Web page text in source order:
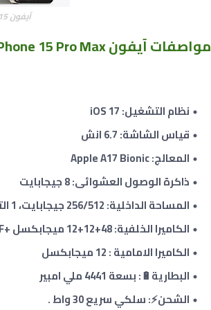
آيفون 15 برو ماكس iPhone 15 Pro Max
مواصفات آيفون Apple iPhone 15 Pro Max
نظام التشغيل: iOS 17
قياس الشاشة: 6.7 انش
المعالج: Apple A17 Bionic
ذاكرة الوصول العشوائى: 8 جيجابايت
المساحة الداخلية: 256/512 جيجابايت
،
الكاميرا الخلفية: 48+12
+12 ميجابكسل+TOF
الكاميرا الامامية : 12 ميجابكسل
البطارية🔋: بسعة 4441 ملي امبير
الشحن⚡: سلكي سريع 30
واط.